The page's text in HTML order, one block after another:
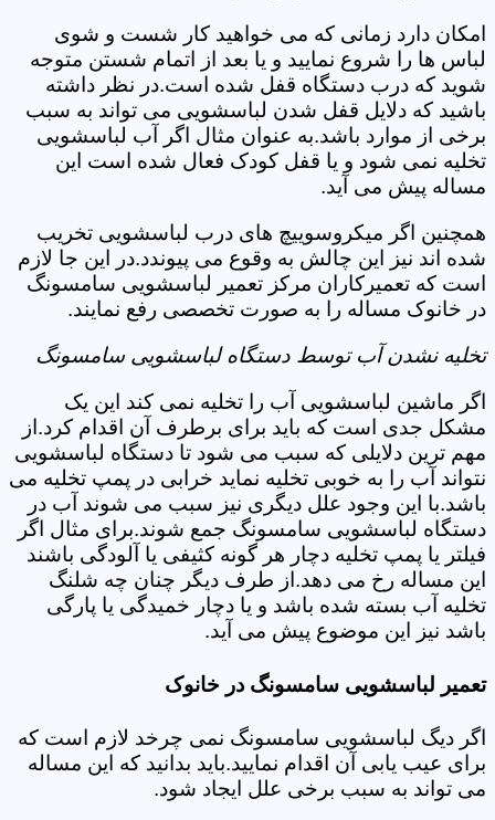
امکان دارد زمانی که می خواهید کار شست و شوی
لباس ها را شروع نمایید و یا بعد از اتمام شستن متوجه
شوید که درب دستگاه قفل شده است.در نظر داشته
باشید که دلایل قفل شدن لباسشویی می تواند به سبب
برخی از موارد باشد.به عنوان مثال اگر آب لباسشویی
تخلیه نمی شود و یا قفل کودک فعال شده است این
مساله پیش می آید.
همچنین اگر میکروسوییچ های درب لباسشویی تخریب
شده اند نیز این چالش به وقوع می پیوندد.در این جا لازم
است که تعمیرکاران مرکز تعمیر لباسشویی سامسونگ
در خانوک مساله را به صورت تخصصی رفع نمایند.
تخلیه نشدن آب توسط دستگاه لباسشویی سامسونگ
اگر ماشین لباسشویی آب را تخلیه نمی کند این یک
مشکل جدی است که باید برای برطرف آن اقدام کرد.از
مهم ترین دلایلی که سبب می شود تا دستگاه لباسشویی
نتواند آب را به خوبی تخلیه نماید خرابی در پمپ تخلیه می
باشد.با این وجود علل دیگری نیز سبب می شوند آب در
دستگاه لباسشویی سامسونگ جمع شوند.برای مثال اگر
فیلتر یا پمپ تخلیه دچار هر گونه کثیفی یا آلودگی باشند
این مساله رخ می دهد.از طرف دیگر چنان چه شلنگ
تخلیه آب بسته شده باشد و یا دچار خمیدگی یا پارگی
باشد نیز این موضوع پیش می آید.
تعمیر لباسشویی سامسونگ در خانوک
اگر دیگ لباسشویی سامسونگ نمی چرخد لازم است که
برای عیب یابی آن اقدام نمایید.باید بدانید که این مساله
می تواند به سبب برخی علل ایجاد شود.